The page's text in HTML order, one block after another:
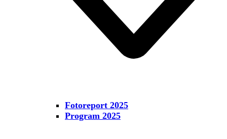
Fotoreport 2025
Program 2025